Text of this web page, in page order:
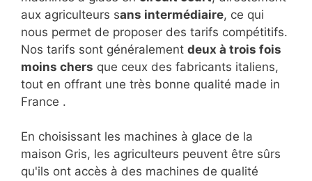
aux agriculteurs sans intermédiaire, ce qui
nous permet de proposer des tarifs compétitifs.
Nos tarifs sont généralement deux à trois fois
moins chers que ceux des fabricants italiens,
tout en offrant une très bonne qualité made in
France .
En choisissant les machines à glace de la
maison Gris, les agriculteurs peuvent être sûrs
qu'ils ont accès à des machines de qualité